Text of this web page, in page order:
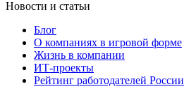
Новости и статьи
Блог
О компаниях в игровой форме
Жизнь в компании
ИТ-проекты
Рейтинг работодателей России